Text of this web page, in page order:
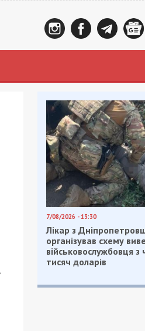
7/08/2026 - 13:30
Лікар з
організував схему
військовослужбовця з
тисяч доларів